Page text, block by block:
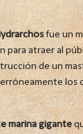
fue un
para atraer al
de un
los
marina gigante